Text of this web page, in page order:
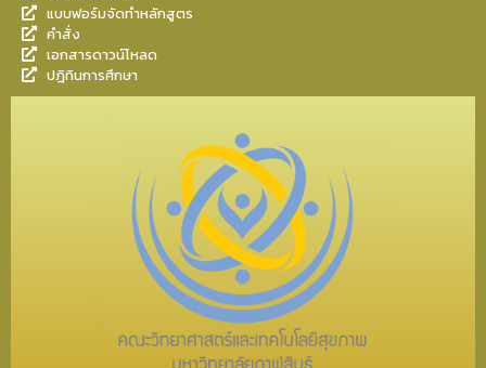
แบบฟอร์มจัดทำหลักสูตร
คำสั่ง
เอกสารดาวน์โหลด
ปฎิทินการศึกษา